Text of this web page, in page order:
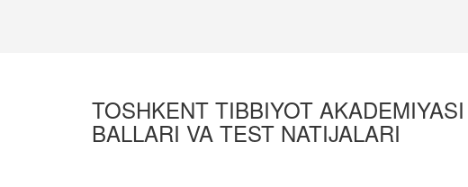
TOSHKENT TIBBIYOT
BALLARI VA TEST NATIJALARI